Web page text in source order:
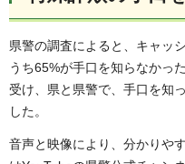
県警の調査によると、キャッ
うち65%が手口を知らなかっ
受け、県と県警で、手口を知
した。
音声と映像により、分かりや